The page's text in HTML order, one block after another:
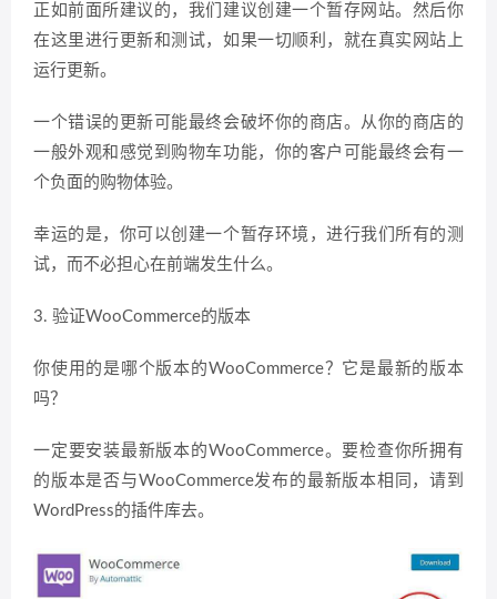
正如前面所建议的，我们建议创建一个暂存网站。然后你
在这里进行更新和测试，如果一切顺利，就在真实网站上
运行更新。
一个错误的更新可能最终会破坏你的商店。从你的商店的
一般外观和感觉到购物车功能，你的客户可能最终会有一
个负面的购物体验。
幸运的是，你可以创建一个暂存环境，进行我们所有的测
试，而不必担心在前端发生什么。
3. 验证WooCommerce的版本
你使用的是哪个版本的WooCommerce？它是最新的版本
吗？
一定要安装最新版本的WooCommerce。要检查你所拥有
的版本是否与WooCommerce发布的最新版本相同，请到
WordPress的插件库去。